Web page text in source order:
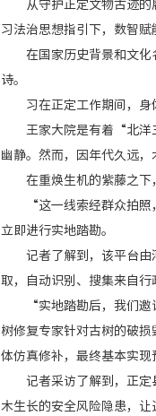
从守护正定文物古迹的履
习法治思想指引下，数智赋
在国家历史背景和文化名
诗。
习在正定工作期间，身
王家大院是有着“北洋三
幽静。然而，因年代久远
在重焕生机的紫藤之下，
“这一线索经群众拍照，
立即进行实地踏勘。
记者了解到，该平台由河
取，自动识别、搜集来自行
“实地踏勘后，我们邀请
树修复专家针对古树的破
体仿真修补，最终基本实现
记者采访了解到，正定县
木生长的安全风险隐患，让